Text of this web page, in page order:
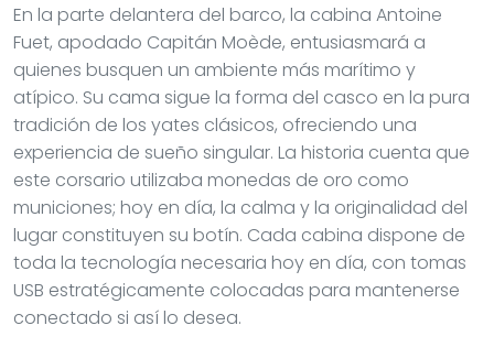
En la parte delantera del barco, la cabina Antoine
Fuet, apodado Capitán Moède, entusiasmará a
quienes busquen un ambiente más marítimo y
atípico. Su cama sigue la forma del casco en la pura
tradición de los yates clásicos, ofreciendo una
experiencia de sueño singular. La historia cuenta que
este corsario utilizaba monedas de oro como
municiones; hoy en día, la calma y la originalidad del
lugar constituyen su botín. Cada cabina dispone de
toda la tecnología necesaria hoy en día, con tomas
USB estratégicamente colocadas para mantenerse
conectado si así lo desea.